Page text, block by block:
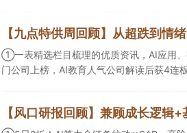
具备承接细胞与基因治疗产品商业化受托
买入。
①一表精选栏目梳理的优质资讯，AI应用
门公司上榜，AI教育人气公司解读后获4连板； ②AI应用本周活跃，
提及2家核心公司双双涨停。